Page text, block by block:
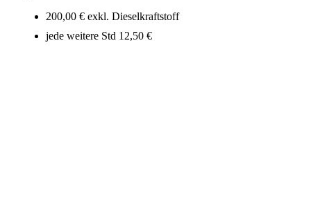
200,00 € exkl. Dieselkraftstoff
jede weitere Std 12,50 €